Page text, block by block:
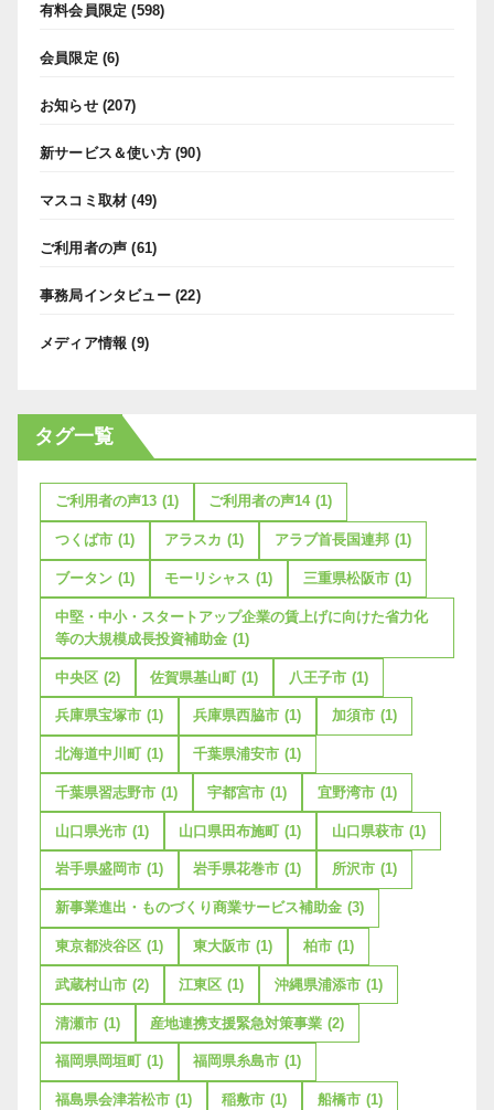
有料会員限定 (598)
会員限定 (6)
お知らせ(207)
新サービス＆使い方(90)
マスコミ取材 (49)
ご利用者の声 (61)
事務局インタビュー(22)
メディア情報 (9)
タグ一覧
ご利用者の声13 (1) ご利用者の声14 (1)
つくば市 (1) アラスカ (1) アラブ首長国連邦 (1)
ブータン (1) モーリシャス (1) 三重県松阪市 (1)
中堅・中小・スタートアップ企業の賃上げに向けた省力化
等の大規模成長投資補助金 (1)
中央区 (2) 佐賀県基山町 (1) 八王子市 (1)
兵庫県宝塚市 (1) 兵庫県西脇市 (1) 加須市 (1)
北海道中川町 (1) 千葉県浦安市 (1)
千葉県習志野市 (1) 宇都宮市 (1) 宜野湾市 (1)
山口県光市 (1) 山口県田布施町 (1) 山口県萩市 (1)
岩手県盛岡市 (1) 岩手県花巻市 (1) 所沢市 (1)
新事業進出・ものづくり商業サービス補助金 (3)
東京都渋谷区 (1) 東大阪市 (1) 柏市 (1)
武蔵村山市 (2) 江東区 (1) 沖縄県浦添市 (1)
清瀬市 (1) 産地連携支援緊急対策事業 (2)
福岡県岡垣町 (1) 福岡県糸島市 (1)
福島県会津若松市 (1) 稲敷市 (1) 船橋市 (1)